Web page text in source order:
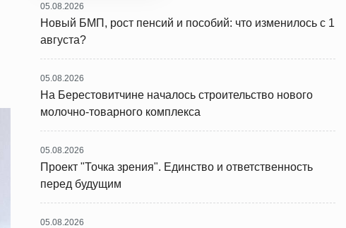
05.08.2026
Новый БМП, рост пенсий и пособий: что изменилось с 1
августа?
05.08.2026
На Берестовитчине началось строительство нового
молочно-товарного комплекса
05.08.2026
Проект "Точка зрения". Единство и ответственность
перед будущим
05.08.2026